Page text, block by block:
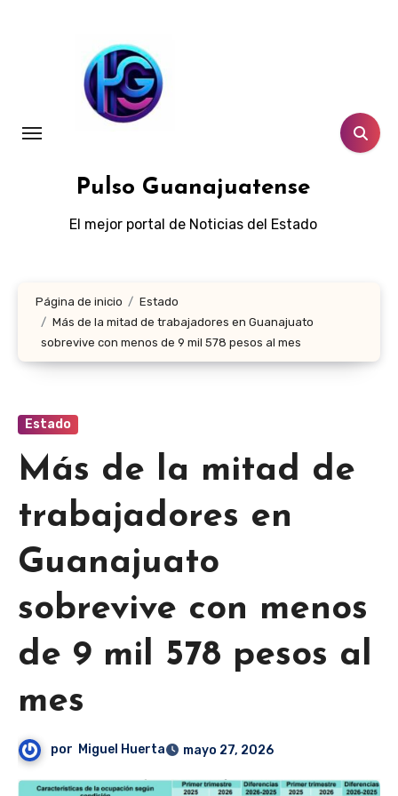
Pulso Guanajuatense
El mejor portal de Noticias del Estado
Página de inicio
Estado
Más de la mitad de trabajadores en Guanajuato
sobrevive con menos de 9 mil 578 pesos al mes
Estado
Más de la mitad de
trabajadores en
Guanajuato
sobrevive con menos
de 9 mil 578 pesos al
mes
por Miguel Huerta mayo 27, 2026